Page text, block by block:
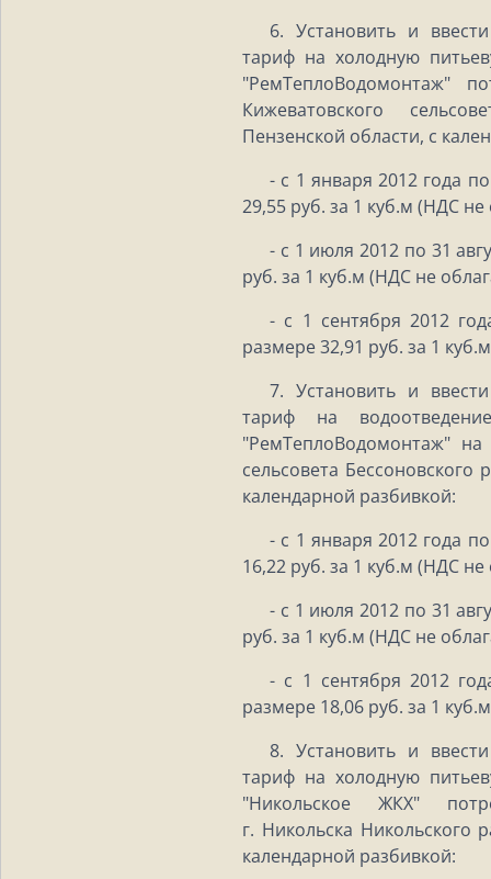
6. Установить и
тариф на холодную
"РемТеплоВодомонтаж"
Кижеватовского
Пензенской области, с
- с 1 января 2012 года
29,55 руб. за 1 куб.м (НДС не
- с 1 июля 2012 по 31
руб. за 1 куб.м (НДС не
- с 1 сентября 2012
размере 32,91 руб. за 1
7. Установить и
тариф на
"РемТеплоВодомонтаж" на
сельсовета
календарной разбивкой:
- с 1 января 2012 года
16,22 руб. за 1 куб.м (НДС не
- с 1 июля 2012 по 31
руб. за 1 куб.м (НДС не
- с 1 сентября 2012
размере 18,06 руб. за 1
8. Установить и
тариф на холодную
"Никольское ЖКХ"
г. Никольска Никольского
календарной разбивкой: